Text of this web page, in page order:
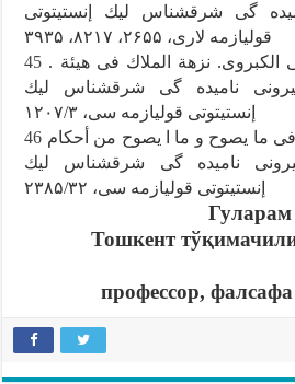
گى شرقشناس ليك إنستيتوتى
قوليازمه لارى، ۲۶۵۵، ۸۲۱۷، ۳۹۳۵
45 . ين بن الحسن الخوارزمى الكبروى. نزهة الملاك فى هيئة
ناميده گى شرقشناس ليك
إنستيتوتى قوليازمه سى، ۱۲۰۷/۳
46
ناميده گى شرقشناس ليك
إنستيتوتى قوليازمه سى، ۲۳۸۵/۳۲
Тошкент
профессор,